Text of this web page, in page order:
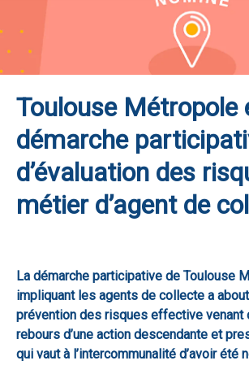
Toulouse Métropole
démarche
d’évaluation des
métier d’agent de
La démarche participative de Toulouse
impliquant les agents de collecte a
prévention des risques effective venant
rebours d’une action descendante et
qui vaut à l’intercommunalité d’avoir été